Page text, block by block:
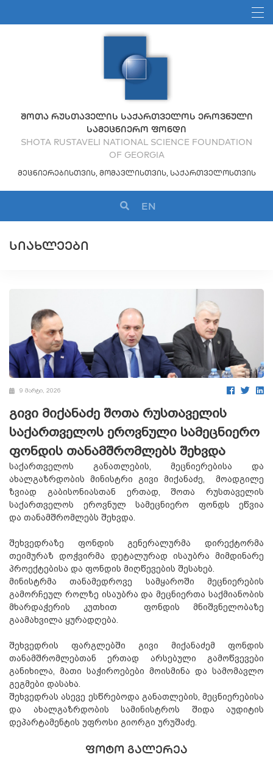
ᲨᲝᲗᲐ ᲠᲣᲡᲗᲐᲕᲔᲚᲘᲡ ᲡᲐᲥᲐᲠᲗᲕᲔᲚᲝᲡ ᲔᲠᲝᲕᲜᲣᲚᲘ
ᲡᲐᲛᲔᲪᲜᲘᲔᲠᲝ ᲤᲝᲜᲓᲘ
SHOTA RUSTAVELI NATIONAL SCIENCE FOUNDATION
OF GEORGIA
ᲛᲔᲪᲜᲘᲔᲠᲔᲑᲘᲡᲗᲕᲘᲡ, ᲛᲝᲛᲐᲕᲚᲘᲡᲗᲕᲘᲡ, ᲡᲐᲥᲐᲠᲗᲕᲔᲚᲝᲡᲗᲕᲘᲡ
EN
ᲡᲘᲐᲮᲚᲔᲔᲑᲘ
9 მარტი, 2026
გივი მიქანაძე შოთა რუსთაველის
საქართველოს ეროვნული სამეცნიერო
ფონდის თანამშრომლებს შეხვდა
საქართველოს განათლების, მეცნიერებისა და
ახალგაზრდობის მინისტრი გივი მიქანაძე, მოადგილე
ზვიად გაბისონიასთან ერთად, შოთა რუსთაველის
საქართველოს ეროვნულ სამეცნიერო ფონდს ეწვია
და თანამშრომლებს შეხვდა.
შეხვედრაზე ფონდის გენერალურმა დირექტორმა
თეიმურაზ დოჭვირმა დეტალურად ისაუბრა მიმდინარე
პროექტებისა და ფონდის მიღწევების შესახებ.
მინისტრმა თანამედროვე სამყაროში მეცნიერების
გამორჩეულ როლზე ისაუბრა და მეცნიერთა საქმიანობის
მხარდაჭერის კუთხით ფონდის მნიშვნელობაზე
გაამახვილა ყურადღება.
შეხვედრის ფარგლებში გივი მიქანაძემ ფონდის
თანამშრომლებთან ერთად არსებული გამოწვევები
განიხილა, მათი საჭიროებები მოისმინა და სამომავლო
გეგმები დასახა.
შეხვედრას ასევე ესწრებოდა განათლების, მეცნიერებისა
და ახალგაზრდობის სამინისტროს შიდა აუდიტის
დეპარტამენტის უფროსი გიორგი ურუშაძე.
ᲤᲝᲢᲝ ᲒᲐᲚᲔᲠᲔᲐ